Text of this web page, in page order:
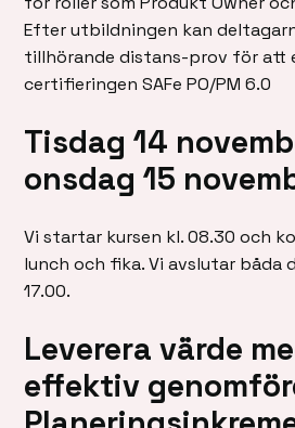
Efter utbildningen kan
tillhörande distans-prov för att
certifieringen SAFe PO/PM 6.0
Tisdag 14
onsdag 15
Vi startar kursen kl. 08.30 och
lunch och fika. Vi avslutar båda
17.00.
Leverera värde
effektiv